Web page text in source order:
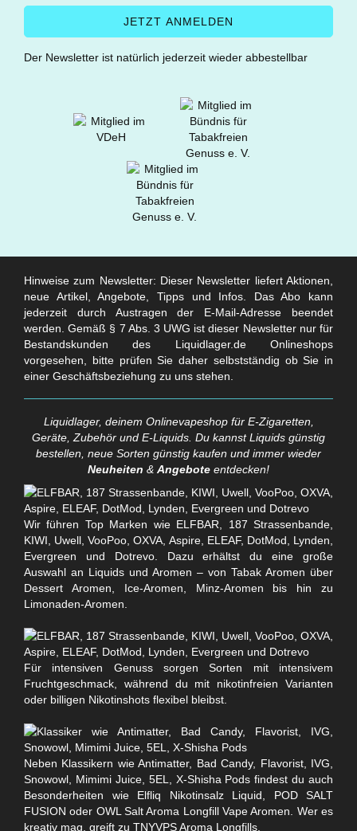
Der Newsletter ist natürlich jederzeit wieder abbestellbar
Hinweise zum Newsletter: Dieser Newsletter liefert Aktionen,
neue Artikel, Angebote, Tipps und Infos. Das Abo kann
jederzeit durch Austragen der E-Mail-Adresse beendet
werden. Gemäß § 7 Abs. 3 UWG ist dieser Newsletter nur für
Bestandskunden des Liquidlager.de Onlineshops
vorgesehen, bitte prüfen Sie daher selbstständig ob Sie in
einer Geschäftsbeziehung zu uns stehen.
Liquidlager, deinem Onlinevapeshop für E-Zigaretten,
Geräte, Zubehör und E-Liquids. Du kannst Liquids günstig
bestellen, neue Sorten günstig kaufen und immer wieder
Neuheiten & Angebote entdecken!
Wir führen Top Marken wie ELFBAR, 187 Strassenbande,
KIWI, Uwell, VooPoo, OXVA, Aspire, ELEAF, DotMod, Lynden,
Evergreen und Dotrevo. Dazu erhältst du eine große
Auswahl an Liquids und Aromen – von Tabak Aromen über
Dessert Aromen, Ice-Aromen, Minz-Aromen bis hin zu
Limonaden-Aromen.
Für intensiven Genuss sorgen Sorten mit intensivem
Fruchtgeschmack, während du mit nikotinfreien Varianten
oder billigen Nikotinshots flexibel bleibst.
Neben Klassikern wie Antimatter, Bad Candy, Flavorist, IVG,
Snowowl, Mimimi Juice, 5EL, X-Shisha Pods findest du auch
Besonderheiten wie Elfliq Nikotinsalz Liquid, POD SALT
FUSION oder OWL Salt Aroma Longfill Vape Aromen. Wer es
kreativ mag, greift zu TNYVPS Aroma Longfills.